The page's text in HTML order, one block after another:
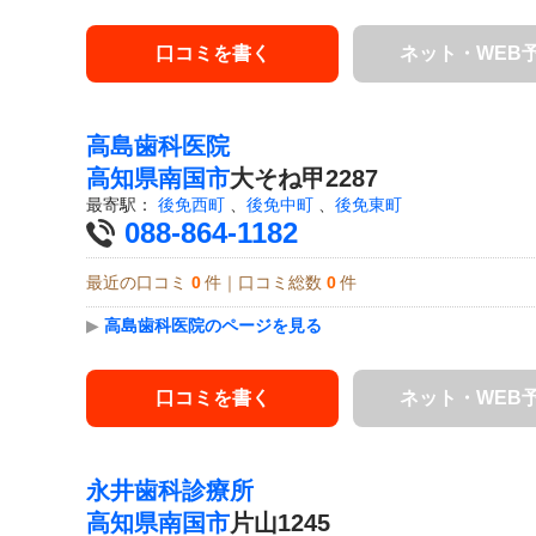
口コミを書く ネット・WEB
高島歯科医院
高知県南国市大そね甲2287
最寄駅： 後免西町 後免中町 後免東町
088-864-1182
最近の口コミ 0 件｜口コミ総数 0 件
▶ 高島歯科医院のページを見る
口コミを書く ネット・WEB
永井歯科診療所
高知県南国市片山1245